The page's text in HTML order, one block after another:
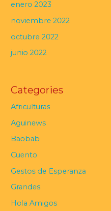
enero 2023
noviembre 2022
octubre 2022
junio 2022
Categories
Africulturas
Aguinews
Baobab
Cuento
Gestos de Esperanza
Grandes
Hola Amigos